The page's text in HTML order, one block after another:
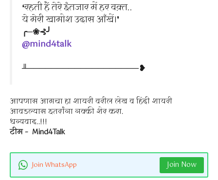
❛रहती हैं तेरे इंतजार में हर वक़्त..
ये मेरी खामोश उदास आँखें।❜
╭─❀⊰╯
@mind4talk
╨───────────────────❥
आपणास आमचा हा शायरी वरील लेख व हिंदी शायरी
आवडल्यास इतरांना नक्की शेर करा.
धन्यवाद..!!!
टीम – Mind4Talk
Join WhatsApp Join Now